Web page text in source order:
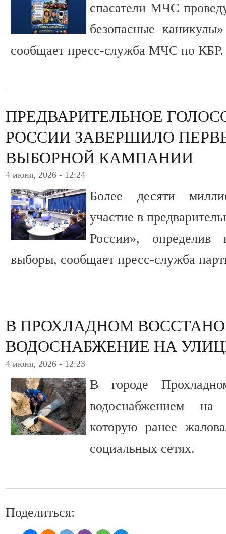
спасатели МЧС
безопасные
сообщает пресс-служба МЧС по КБР.
ПРЕДВАРИТЕЛЬНОЕ
РОССИИ ЗАВЕРШИЛО
ВЫБОРНОЙ КАМПАНИИ
4 июня, 2026 - 12:24
Более десяти
участие в
России», определив
выборы, сообщает пресс-служба
В ПРОХЛАДНОМ
ВОДОСНАБЖЕНИЕ НА
4 июня, 2026 - 12:23
В городе
водоснабжением
которую ранее
социальных сетях.
Поделиться: